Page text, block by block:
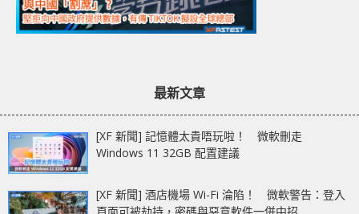
最新文章
[XF 新聞] 記憶體太貴唔玩啦！ 微軟刪走
Windows 11 32GB 配置建議
[XF 新聞] 酒店機場 Wi-Fi 淪陷！ 微軟警告：登入